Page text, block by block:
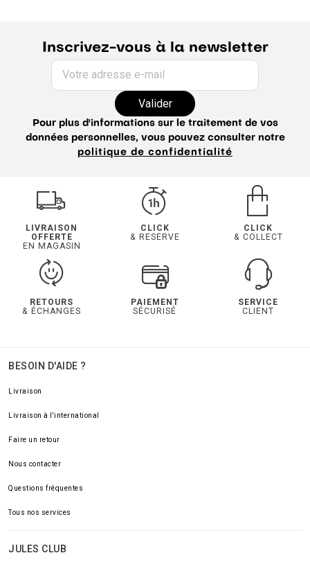
Inscrivez-vous à la newsletter
Votre adresse e-mail
Valider
Pour plus d'informations sur le traitement de vos
données personnelles, vous pouvez consulter notre
politique de confidentialité
LIVRAISON
OFFERTE
EN MAGASIN
CLICK
& RESERVE
CLICK
& COLLECT
RETOURS
& ÉCHANGES
PAIEMENT
SÉCURISÉ
SERVICE
CLIENT
BESOIN D'AIDE ?
Livraison
Livraison à l'international
Faire un retour
Nous contacter
Questions fréquentes
Tous nos services
JULES CLUB